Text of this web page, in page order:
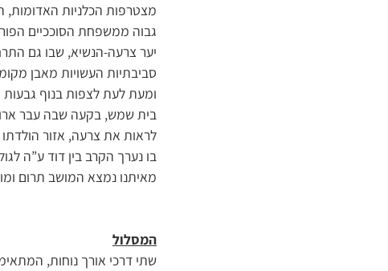
מצטרפות הכלניות האדומות,
גבוה ממשפחת הסוככיים
סביבתיות העשויות מאבן
ומעת לעת לצפות בנוף
בית שמש, בקעה שבה עבר
לראות את צרעה, אזור הולדתו
בו נערך הקרב בין דוד ע”ה
מאיתנו נמצא המושב תרום
המסלול
שתי דרכי אורך נוחות,